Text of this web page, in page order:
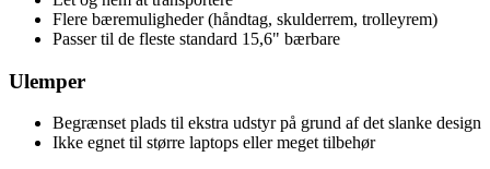
Flere bæremuligheder (håndtag, skulderrem, trolleyrem)
Passer til de fleste standard 15,6" bærbare
Ulemper
Begrænset plads til ekstra udstyr på grund af det slanke design
Ikke egnet til større laptops eller meget tilbehør